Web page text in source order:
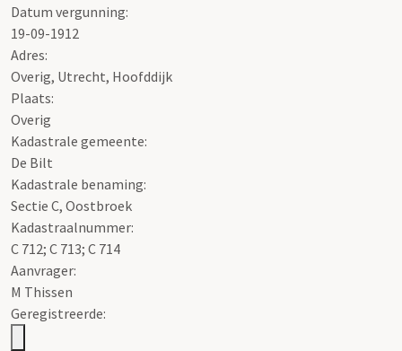
Datum vergunning:
19-09-1912
Adres:
Overig, Utrecht, Hoofddijk
Plaats:
Overig
Kadastrale gemeente:
De Bilt
Kadastrale benaming:
Sectie C, Oostbroek
Kadastraalnummer:
C 712; C 713; C 714
Aanvrager:
M Thissen
Geregistreerde: